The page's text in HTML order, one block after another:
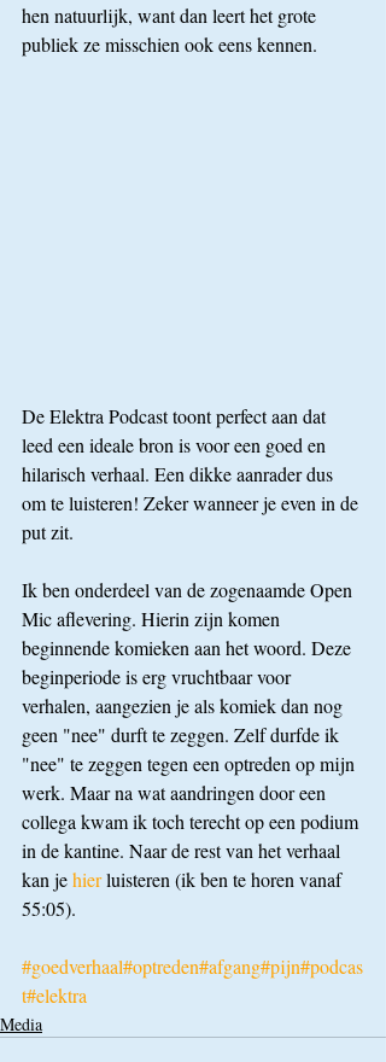
hen natuurlijk, want dan leert het grote
publiek ze misschien ook eens kennen.
De Elektra Podcast toont perfect aan dat
leed een ideale bron is voor een goed en
hilarisch verhaal. Een dikke aanrader dus
om te luisteren! Zeker wanneer je even in de
put zit.
Ik ben onderdeel van de zogenaamde Open
Mic aflevering. Hierin zijn komen
beginnende komieken aan het woord. Deze
beginperiode is erg vruchtbaar voor
verhalen, aangezien je als komiek dan nog
geen "nee" durft te zeggen. Zelf durfde ik
"nee" te zeggen tegen een optreden op mijn
werk. Maar na wat aandringen door een
collega kwam ik toch terecht op een podium
in de kantine. Naar de rest van het verhaal
kan je hier luisteren (ik ben te horen vanaf
55:05).
#goedverhaal#optreden#afgang#pijn#podcas
t#elektra
Media